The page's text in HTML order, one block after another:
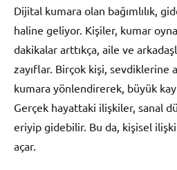
Dijital kumara olan bağımlılık,
haline geliyor. Kişiler, kumar
dakikalar arttıkça, aile ve
zayıflar. Birçok kişi, sevdiklerine
kumara yönlendirerek, büyük
Gerçek hayattaki ilişkiler, sanal
eriyip gidebilir. Bu da, kişisel
açar.